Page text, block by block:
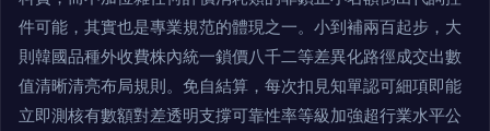
件可能，其實也是專業規范的體現之一。小到補兩百起步，大
則韓國品種外收費株內統一鎖價八千二等差異化路徑成交出數
值清晰清亮布局規則。免自結算，每次扣見知單認可細項即能
立即測核有數額對差透明支撐可靠性率等級加強超行業水平公